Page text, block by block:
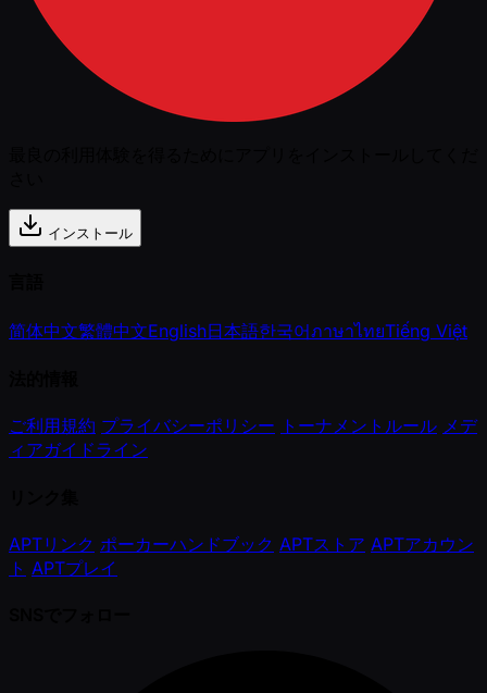
インストール
简体中文繁體中文English日本語한국어ภาษาไทยTiếng Việt
ご利用規約 プライバシーポリシー トーナメントルール メデ
ィアガイドライン
APTリンク ポーカーハンドブック APTストア APTアカウン
ト APTプレイ